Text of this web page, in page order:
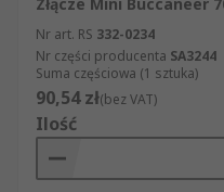
Nr art. RS 332-0234
Nr części producenta SA3244
Suma częściowa (1 sztuka)
90,54 zł(bez VAT)
Ilość